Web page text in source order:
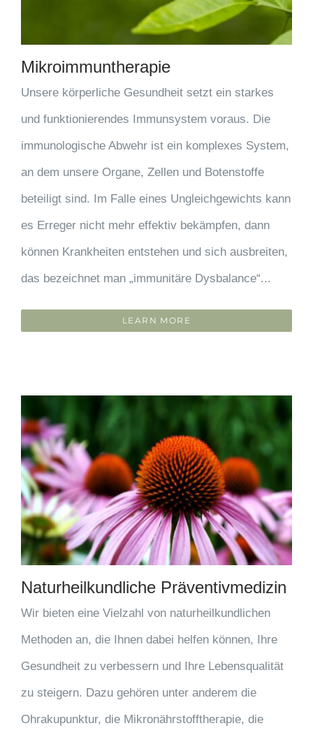
Mikroimmuntherapie
Unsere körperliche Gesundheit setzt ein starkes
und funktionierendes Immunsystem voraus. Die
immunologische Abwehr ist ein komplexes System,
an dem unsere Organe, Zellen und Botenstoffe
beteiligt sind. Im Falle eines Ungleichgewichts kann
es Erreger nicht mehr effektiv bekämpfen, dann
können Krankheiten entstehen und sich ausbreiten,
das bezeichnet man „immunitäre Dysbalance“...
LEARN MORE
Naturheilkundliche Präventivmedizin
Wir bieten eine Vielzahl von naturheilkundlichen
Methoden an, die Ihnen dabei helfen können, Ihre
Gesundheit zu verbessern und Ihre Lebensqualität
zu steigern. Dazu gehören unter anderem die
Ohrakupunktur, die Mikronährstofftherapie, die